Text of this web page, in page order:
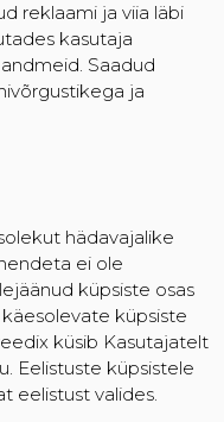
reklaami ja viia läbi
kasutaja
Saadud
ja
hädavajalike
ei ole
küpsiste osas
küpsiste
küsib Kasutajatelt
Eelistuste küpsistele
eelistust valides.